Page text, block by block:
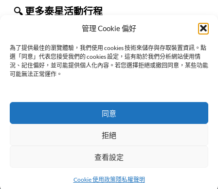
管理 Cookie 偏好
為了提供最佳的瀏覽體驗，我們使用 cookies 技術來儲存與存取裝置資訊。點
選「同意」代表您接受我們的 cookies 設定，這有助於我們分析網站使用情
況、記住偏好，並可能提供個人化內容。若您選擇拒絕或撤回同意，某些功能
可能無法正常運作。
同意
拒絕
查看設定
Cookie 使用政策隱私權聲明
🔍 更多泰星活動行程
ThaiStarX 追泰星活動整理頁面！
Previous:
LMSY 2025 澳門粉絲見面會 – The Essence of Love
Cookie 使用政策
Copyright © 2024-2025 ThaiStarX. All rights reserved.